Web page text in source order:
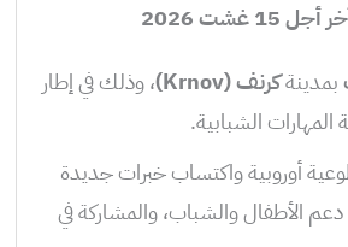
2026
بمدينةكرنف (Krnov)
، وذلك في إطار
المهارات الشبابية.
أوروبية واكتساب خبرات جديدة
الأطفال والشباب، والمشاركة في